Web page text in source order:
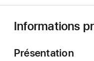
Informations
Présentation